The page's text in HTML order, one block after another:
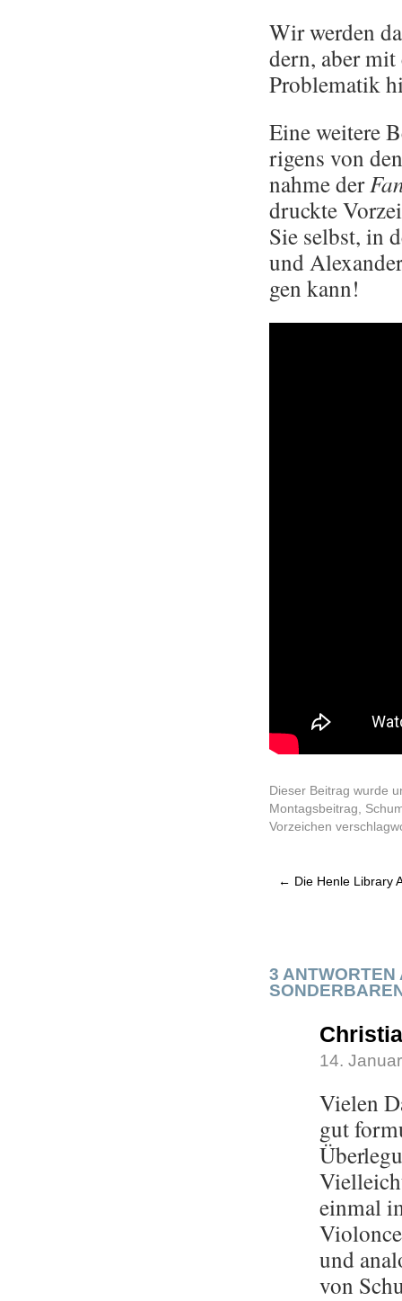
Wir wer­den
dern, aber
Pro­ble­ma­tik
Eine wei­te­re
ri­gens von
nah­me der
druck­te
Sie selbst, in
und
gen kann!
Dieser Beitrag wurde
Montagsbeitrag
Vorzeichen
← Die Henle Library
3 ANTWORTEN
14.
Vielen
gut
einmal
und
von